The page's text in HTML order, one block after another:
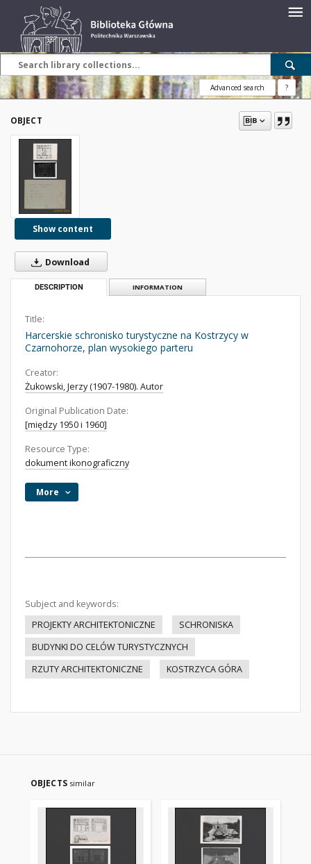
Advanced search ?
OBJECT
Show content
Download
DESCRIPTION INFORMATION
Title:
Harcerskie schronisko turystyczne na Kostrzycy w
Czarnohorze, plan wysokiego parteru
Creator:
Żukowski, Jerzy (1907-1980). Autor
Original Publication Date:
[między 1950 i 1960]
Resource Type:
dokument ikonograficzny
More
Subject and keywords:
PROJEKTY ARCHITEKTONICZNE
SCHRONISKA
BUDYNKI DO CELÓW TURYSTYCZNYCH
RZUTY ARCHITEKTONICZNE
KOSTRZYCA GÓRA
OBJECTS similar